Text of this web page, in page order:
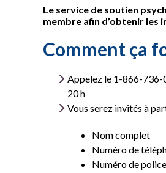
Le service de soutien
membre afin d’obtenir les
Comment ça
Appelez le 1-866-736-
20 h
Vous serez invités à
Nom complet
Numéro de
Numéro de